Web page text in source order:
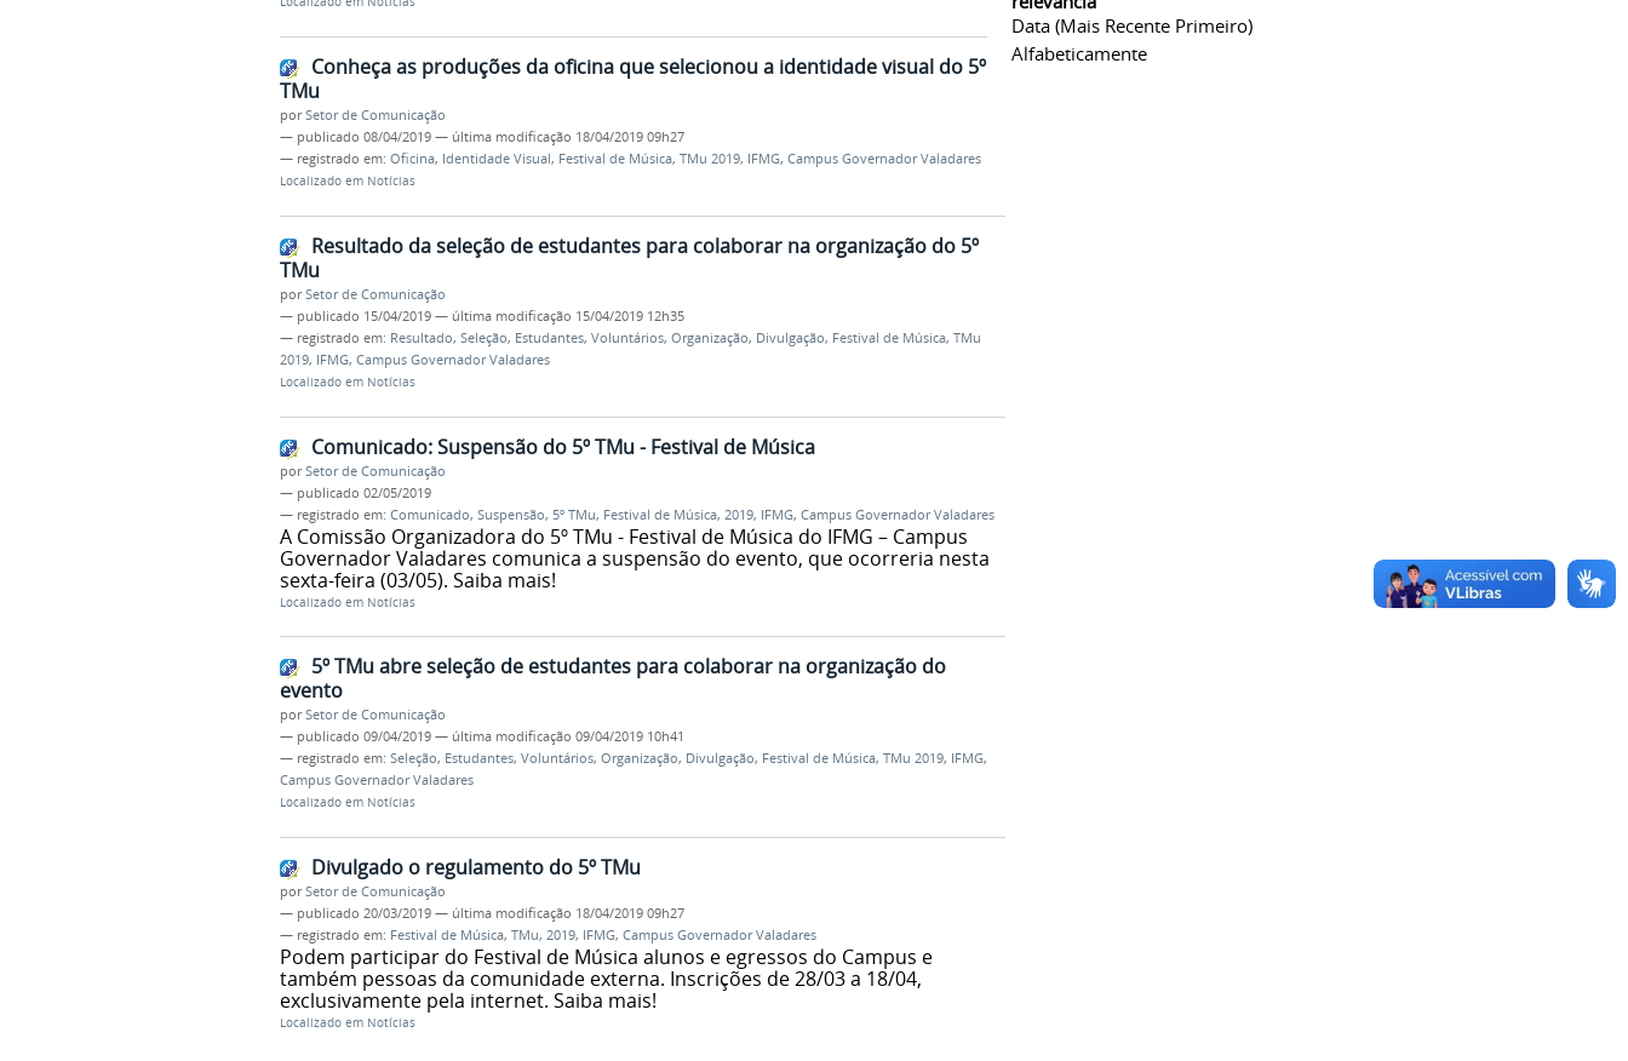
Data (mais Recente Primeiro)
Alfabeticamente
Conheça as produções da oficina que selecionou a identidade visual do 5º
TMu
porSetor de Comunicação
— publicado 08/04/2019 — última modificação 18/04/2019 09h27
— registrado em: Oficina, Identidade Visual, Festival de Música, TMu 2019, IFMG, Campus Governador Valadares
Localizado em Notícias
Resultado da seleção de estudantes para colaborar na organização do 5º
TMu
porSetor de Comunicação
— publicado 15/04/2019 — última modificação 15/04/2019 12h35
— registrado em: Resultado, Seleção, Estudantes, Voluntários, Organização, Divulgação, Festival de Música, TMu
2019, IFMG, Campus Governador Valadares
Localizado em Notícias
Comunicado: Suspensão do 5º TMu - Festival de Música
porSetor de Comunicação
— publicado 02/05/2019
— registrado em: Comunicado, Suspensão, 5º TMu, Festival de Música, 2019, IFMG, Campus Governador Valadares
A Comissão Organizadora do 5º TMu - Festival de Música do IFMG – Campus
Governador Valadares comunica a suspensão do evento, que ocorreria nesta
sexta-feira (03/05). Saiba mais!
Localizado em Notícias
5º TMu abre seleção de estudantes para colaborar na organização do
evento
porSetor de Comunicação
— publicado 09/04/2019 — última modificação 09/04/2019 10h41
— registrado em: Seleção, Estudantes, Voluntários, Organização, Divulgação, Festival de Música, TMu 2019, IFMG,
Campus Governador Valadares
Localizado em Notícias
Divulgado o regulamento do 5º TMu
porSetor de Comunicação
— publicado 20/03/2019 — última modificação 18/04/2019 09h27
— registrado em: Festival de Música, TMu, 2019, IFMG, Campus Governador Valadares
Podem participar do Festival de Música alunos e egressos do Campus e
também pessoas da comunidade externa. Inscrições de 28/03 a 18/04,
exclusivamente pela internet. Saiba mais!
Localizado em Notícias